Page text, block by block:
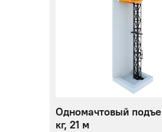
Одномачтовый
кг, 21 м